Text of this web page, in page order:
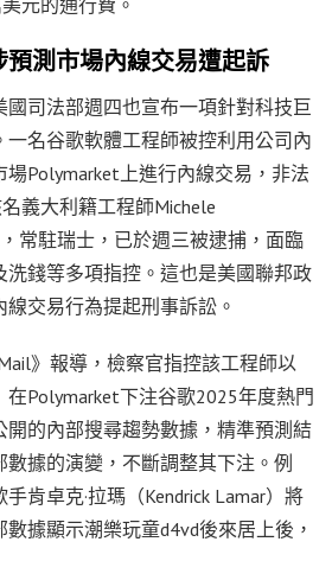
測市場內線交易遭起訴
國司法部週四也宣布一項針對科技巨
名谷歌軟體工程師被控利用公司內
Polymarket上進行內線交易，非法
義大利籍工程師Michele
常駐瑞士，已於週三被逮捕，面臨
洗錢等多項指控。這也是美國聯邦政
交易行為提起刑事訴訟。
》報導，檢察官指控該工程師以
在Polymarket下注谷歌2025年度熱門
開的內部搜尋趨勢數據，精準預測結
數據的演變，不斷調整其下注。例
肯卓克·拉瑪（Kendrick Lamar）將
據顯示潮樂玩童d4vd後來居上後，